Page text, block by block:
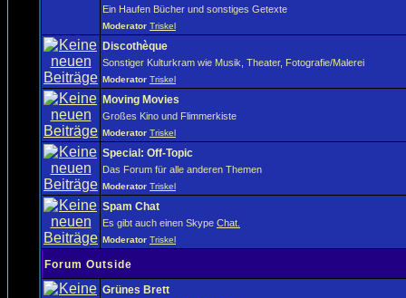
Ein Haufen Bücher und sonstiges Getexte
Moderator Triskel
Discothèque
Sonstiger Kulturkram wie Musik, Theater, Fotografie/Malerei
Moderator Triskel
Moving Movies
Großes Kino und Flimmerkiste
Moderator Triskel
Special: Off-Topic
Das Forum für alle anderen Themen
Moderator Triskel
Spam Chat
Es gibt auch einen Skype Chat.
Moderator Triskel
Forum Outside
Grünes Brett